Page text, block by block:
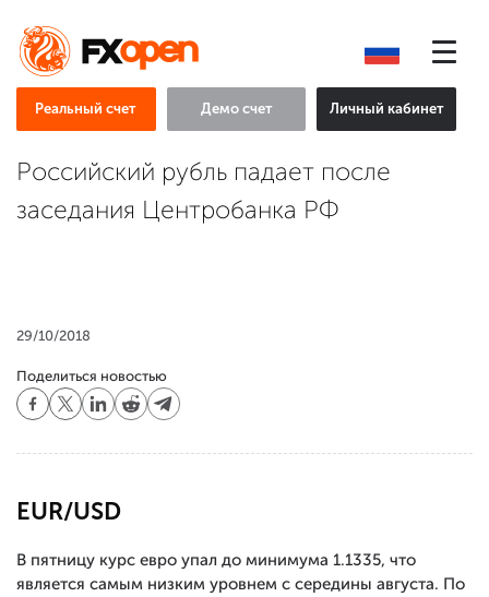
Реальный счет Демо счет Личный кабинет
Российский рубль падает после
заседания Центробанка РФ
29/10/2018
Поделиться новостью
EUR/USD
В пятницу курс евро упал до минимума 1.1335, что
является самым низким уровнем с середины августа. По